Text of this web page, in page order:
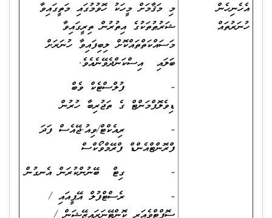
އެހެނިހެން
ހުނަރުތައް
މި މަޤާމަށް މީހަކު ހޮވުމުގައި މަތީގައިވާ
ޝަރުޠުތަކުގެ އިތުރުން ތިރީގައިވާ
މަސައްކަތްތައްކޮށް ލިބިފައިވާ ހުނަރަށް
ބަލައި އިސްކަންދެވޭނެއެވެ.
- ފުލްސްޓެކް ވެބް
ޑިވެލޮޕްމަންޓް ގެ ތަޖުރިބާ ހުރުން
- ރިއެކްޓް/ވިއު.ޖޭއެސް ފަދަ
ފްރޮންޓްއެންޑް ފްރޭމްވޯކްސް
- ގިޓް ބޭނުންކުރަން އެނގުން
- ރެސްޓްފުލް އޭޕީއައި /